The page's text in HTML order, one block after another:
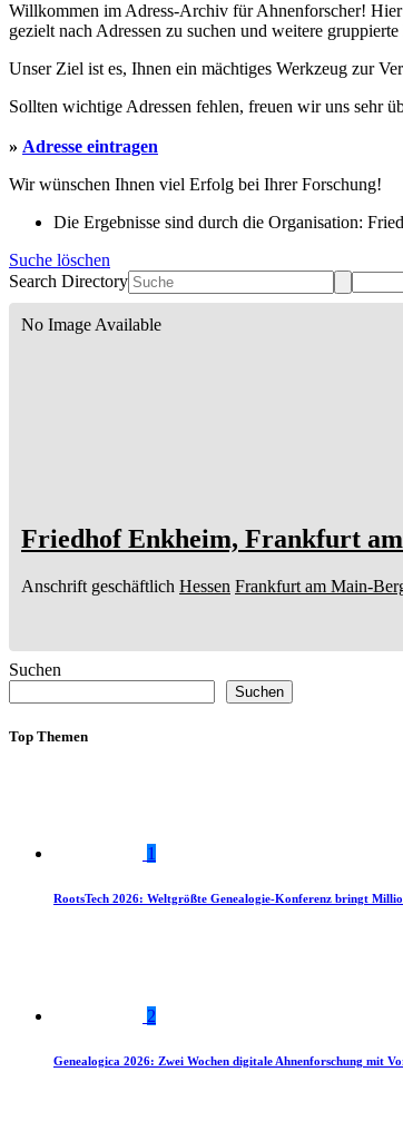
Willkommen im Adress-Archiv für Ahnenforscher!
gezielt nach Adressen zu suchen und weitere
Unser Ziel ist es, Ihnen ein mächtiges Werkzeug zur
Sollten wichtige Adressen fehlen, freuen wir uns sehr
» Adresse eintragen
Wir wünschen Ihnen viel Erfolg bei Ihrer Forschung!
Die Ergebnisse sind durch die Organisation:
Suche löschen
Search Directory
No Image Available
Friedhof Enkheim, Frankfurt
Anschrift geschäftlich Hessen Frankfurt am Main-
Suchen
Suchen
Top Themen
1
RootsTech 2026: Weltgrößte Genealogie-Konferenz bringt
2
Genealogica 2026: Zwei Wochen digitale Ahnenforschung mit